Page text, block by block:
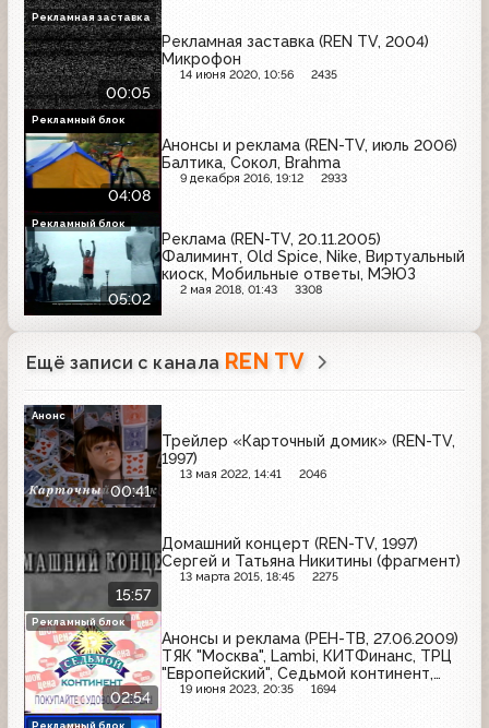
00:05
Рекламная заставка (REN TV, 2004)
Микрофон
14 июня 2020, 10:56 2435
Рекламная заставка
04:08
Анонсы и реклама (REN-TV, июль 2006)
Балтика, Сокол, Brahma
9 декабря 2016, 19:12 2933
Рекламный блок
05:02
Реклама (REN-TV, 20.11.2005)
Фалиминт, Old Spice, Nike, Виртуальный
киоск, Мобильные ответы, МЭЮЗ
2 мая 2018, 01:43 3308
Рекламный блок
Ещё записи с канала REN TV
00:41
Трейлер «Карточный домик» (REN-TV,
1997)
13 мая 2022, 14:41 2046
Анонс
15:57
Домашний концерт (REN-TV, 1997)
Сергей и Татьяна Никитины (фрагмент)
13 марта 2015, 18:45 2275
02:54
Анонсы и реклама (РЕН-ТВ, 27.06.2009)
ТЯК "Москва", Lambi, КИТФинанс, ТРЦ
"Европейский", Седьмой континент,
Балтика, Гранд
19 июня 2023, 20:35 1694
Рекламный блок
Рекламный блок